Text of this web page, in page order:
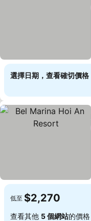
選擇日期，查看確切價格
低至 $2,270
查看其他 5 個網站的價格